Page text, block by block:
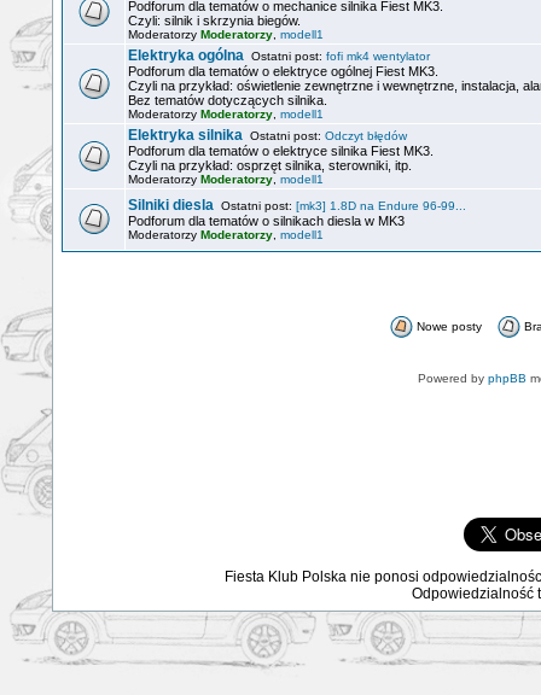
Podforum dla tematów o mechanice silnika Fiest MK3.
Czyli: silnik i skrzynia biegów.
Moderatorzy Moderatorzy modell1
Elektryka ogólna Ostatni post: fofi mk4 wentylator
Podforum dla tematów o elektryce ogólnej Fiest MK3.
Czyli na przykład: oświetlenie zewnętrzne i wewnętrzne, instalacja,
Bez tematów dotyczących silnika.
Moderatorzy Moderatorzy modell1
Elektryka silnika Ostatni post: Odczyt błędów
Podforum dla tematów o elektryce silnika Fiest MK3.
Czyli na przykład: osprzęt silnika, sterowniki, itp.
Moderatorzy Moderatorzy modell1
Silniki diesla Ostatni post: [mk3] 1.8D na Endure 96-99...
Podforum dla tematów o silnikach diesla w MK3
Moderatorzy Moderatorzy modell1
Nowe posty
Powered by phpBB
Fiesta Klub Polska nie ponosi
Odpowiedzialność